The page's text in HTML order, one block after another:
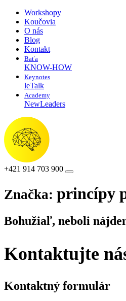
Workshopy
Koučovia
O nás
Blog
Kontakt
Baťa
KNOW-HOW
Keynotes
leTalk
Academy
NewLeaders
+421 914 703 900
Značka: princípy
Bohužiaľ, neboli
Kontaktujte
Kontaktný formulár